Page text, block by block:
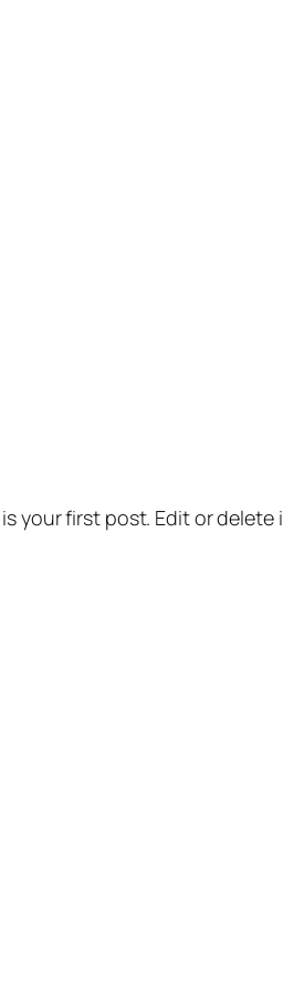
your first post. Edit or